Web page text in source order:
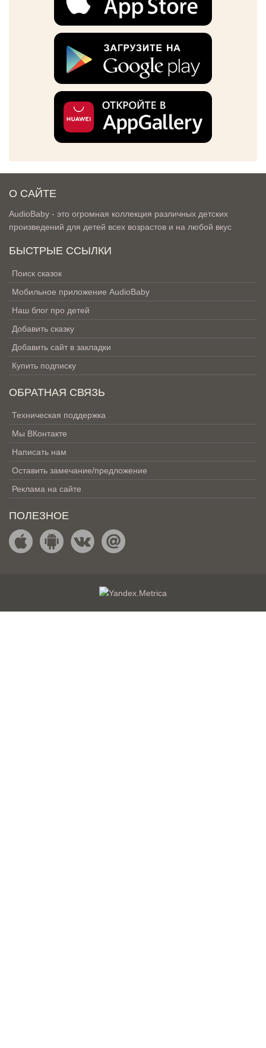
О САЙТЕ
AudioBaby - это огромная коллекция различных детских
произведений для детей всех возрастов и на любой вкус
БЫСТРЫЕ ССЫЛКИ
Поиск сказок
Мобильное приложение AudioBaby
Наш блог про детей
Добавить сказку
Добавить сайт в закладки
Купить подписку
ОБРАТНАЯ СВЯЗЬ
Техническая поддержка
Мы ВКонтакте
Написать нам
Оставить замечание/предложение
Реклама на сайте
ПОЛЕЗНОЕ